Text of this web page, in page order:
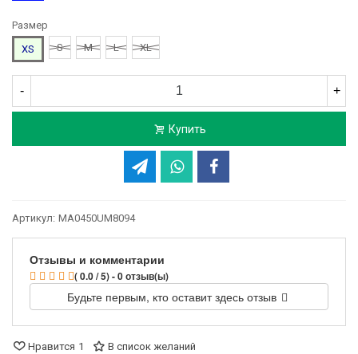
Размер
XS
S M L XL
- +
Купить
Артикул: MA0450UM8094
Отзывы и комментарии
( 0.0 / 5) - 0 отзыв(ы)
Будьте первым, кто оставит здесь отзыв
Нравится 1 В список желаний